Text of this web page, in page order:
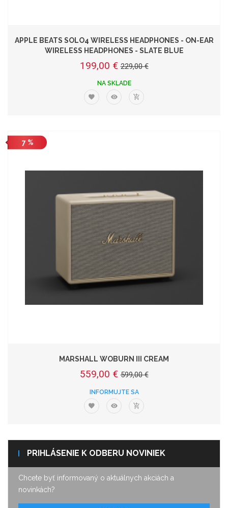
APPLE BEATS SOLO4 WIRELESS HEADPHONES - ON-EAR
WIRELESS HEADPHONES - SLATE BLUE
199,00 € 229,00 €
NA SKLADE
7 %
MARSHALL WOBURN III CREAM
559,00 € 599,00 €
INFORMUJTE SA
PRIHLÁSENIE K ODBERU NOVINIEK
Chcete byť informovaný o aktuálnych akciách a
novinkách?